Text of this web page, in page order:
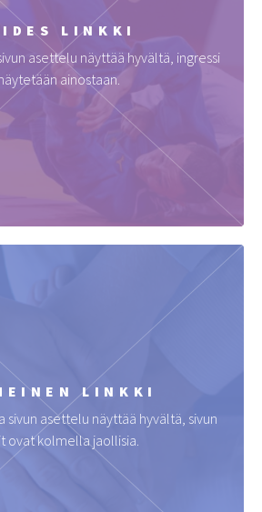
LINKKI
asettelu näyttää hyvältä, ingressi
ainostaan.
LINKKI
sivun asettelu näyttää hyvältä, sivun
ovat kolmella jaollisia.